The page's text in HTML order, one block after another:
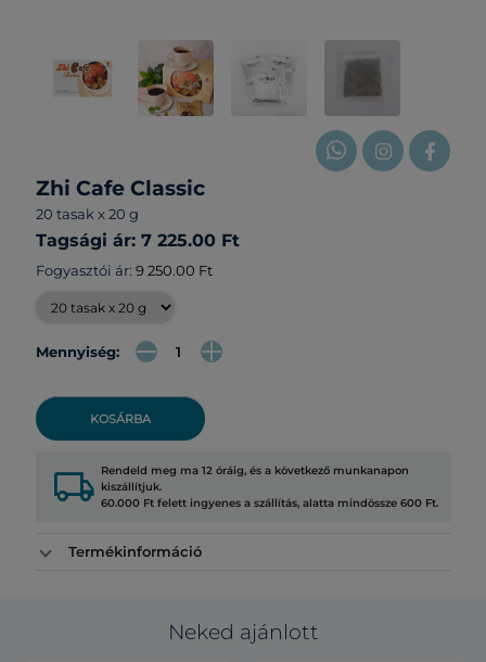
Zhi Cafe Classic
20 tasak x 20 g
Tagsági ár: 7 225.00 Ft
Fogyasztói ár: 9 250.00 Ft
Mennyiség:
KOSÁRBA
local_shipping Rendeld meg ma 12 óráig, és a következő munkanapon
kiszállítjuk.
60.000 Ft felett ingyenes a szállítás, alatta mindössze 600 Ft.
Termékinformáció
Neked ajánlott